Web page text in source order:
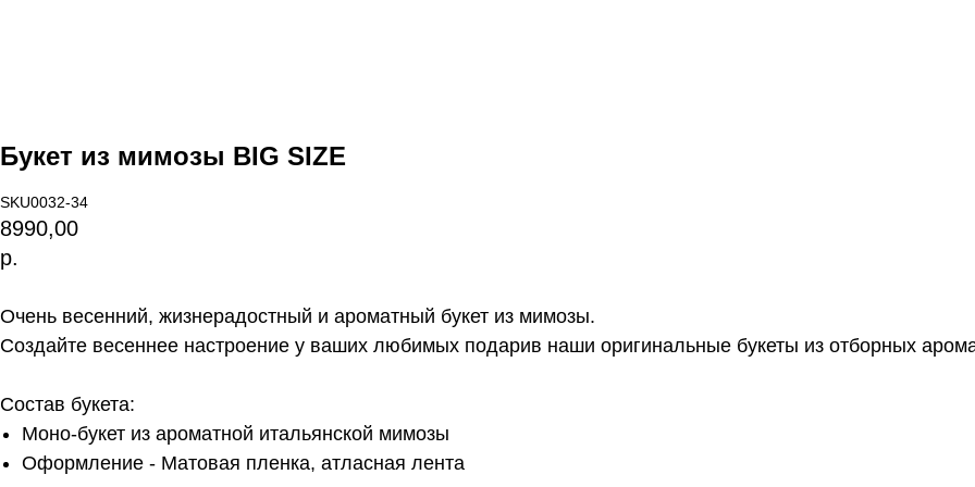
Букет из мимозы BIG SIZE
SKU0032-34
8990,00
р.
Очень весенний, жизнерадостный и ароматный букет из мимозы.
Создайте весеннее настроение у ваших любимых подарив наши оригинальные букеты из отборных
Состав букета:
Моно-букет из ароматной итальянской мимозы
Оформление - Матовая пленка, атласная лента